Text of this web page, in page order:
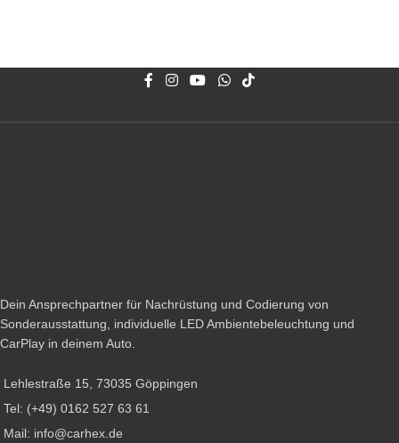
Dein Ansprechpartner für Nachrüstung und Codierung von
Sonderausstattung, individuelle LED Ambientebeleuchtung und
CarPlay in deinem Auto.
Lehlestraße 15, 73035 Göppingen
Tel: (+49) 0162 527 63 61
Mail: info@carhex.de